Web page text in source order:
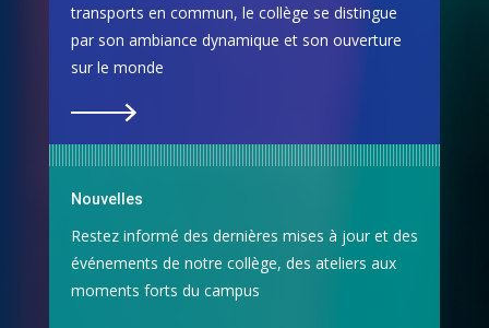
transports en commun, le collège se distingue
par son ambiance dynamique et son ouverture
sur le monde
Nouvelles
Restez informé des dernières mises à jour et des
événements de notre collège, des ateliers aux
moments forts du campus